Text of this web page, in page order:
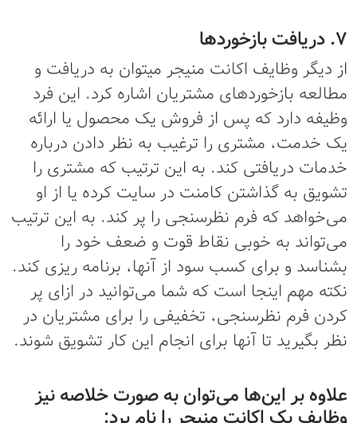
7. دریافت بازخوردها
از دیگر وظایف اکانت منیجر میتوان به دریافت و
مطالعه بازخوردهای مشتریان اشاره کرد. این فرد
وظیفه دارد که پس از فروش یک محصول یا ارائه
یک خدمت، مشتری را ترغیب به نظر دادن درباره
خدمات دریافتی کند. به این ترتیب که مشتری را
تشویق به گذاشتن کامنت در سایت کرده یا از او
می‌خواهد که فرم نظرسنجی را پر کند. به این ترتیب
می‌تواند به خوبی نقاط قوت و ضعف خود را
بشناسد و برای کسب سود از آنها، برنامه ریزی کند.
نکته مهم اینجا است که شما می‌توانید در ازای پر
کردن فرم نظرسنجی، تخفیفی را برای مشتریان در
نظر بگیرید تا آنها برای انجام این کار تشویق شوند.
علاوه بر این‌ها می‌توان به صورت خلاصه نیز